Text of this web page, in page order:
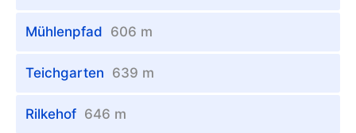
Mühlenpfad 606 m
Teichgarten 639 m
Rilkehof 646 m